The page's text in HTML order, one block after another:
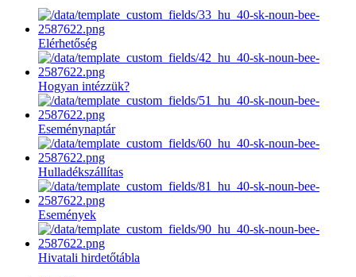
Elérhetőség
Hogyan intézzük?
Eseménynaptár
Hulladékszállítas
Események
Hivatali hirdetőtábla